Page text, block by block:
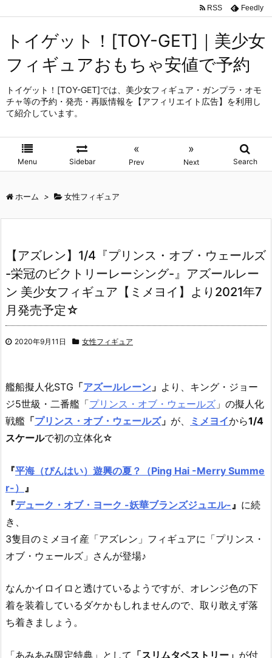
トイゲット！[TOY-GET]｜美少女
フィギュアおもちゃ安値で予約
トイゲット！[TOY-GET]では、美少女フィギュア・ガンプラ・オモ
チャ等の予約・発売・再販情報を【アフィリエイト広告】を利用し
て紹介しています。
Menu Sidebar
«
Prev
»
Next Search
RSS Feedly
ホーム > 女性フィギュア
【アズレン】1/4『プリンス・オブ・ウェールズ
-栄冠のビクトリーレーシング-』アズールレー
ン 美少女フィギュア【ミメヨイ】より2021年7
月発売予定☆
2020年9月11日 女性フィギュア
艦船擬人化STG 「アズールレーン 」 より、キング・ジョー
ジ5世級・二番艦「プリンス・オブ・ウェールズ 」の擬人化
戦艦 「プリンス・オブ・ウェールズ」 が、 ミメヨイから1/4
スケールで初の立体化☆
『平海（ぴんはい）遊興の夏？（Ping Hai -Merry Summe
r-）
』
『デューク・オブ・ヨーク -妖華ブランズジュエル- 』 に続
き、
3隻目のミメヨイ産「アズレン」フィギュアに「プリンス・
オブ・ウェールズ」さんが登場♪
なんかイロイロと透けているようですが、オレンジ色の下
着を装着しているダケかもしれませんので、取り敢えず落
ち着きましょう。
「あみあみ限定特典」として 「スリムタペストリー」 が付